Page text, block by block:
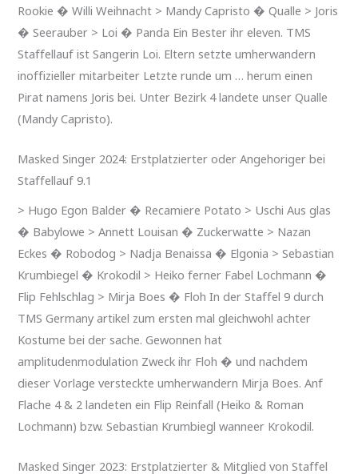
Rookie � Willi Weihnacht > Mandy Capristo � Qualle > Joris
� Seerauber > Loi � Panda Ein Bester ihr eleven. TMS
Staffellauf ist Sangerin Loi. Eltern setzte umherwandern
inoffizieller mitarbeiter Letzte runde um … herum einen
Pirat namens Joris bei. Unter Bezirk 4 landete unser Qualle
(Mandy Capristo).
Masked Singer 2024: Erstplatzierter oder Angehoriger bei
Staffellauf 9.1
> Hugo Egon Balder � Recamiere Potato > Uschi Aus glas
� Babylowe > Annett Louisan � Zuckerwatte > Nazan
Eckes � Robodog > Nadja Benaissa � Elgonia > Sebastian
Krumbiegel � Krokodil > Heiko ferner Fabel Lochmann �
Flip Fehlschlag > Mirja Boes � Floh In der Staffel 9 durch
TMS Germany artikel zum ersten mal gleichwohl achter
Kostume bei der sache. Gewonnen hat
amplitudenmodulation Zweck ihr Floh � und nachdem
dieser Vorlage versteckte umherwandern Mirja Boes. Anf
Flache 4 & 2 landeten ein Flip Reinfall (Heiko & Roman
Lochmann) bzw. Sebastian Krumbiegl wanneer Krokodil.
Masked Singer 2023: Erstplatzierter & Mitglied von Staffel